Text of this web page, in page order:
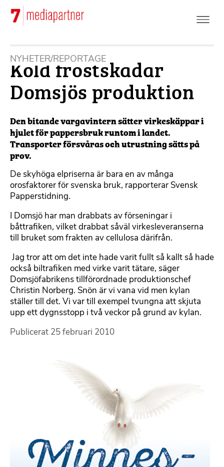
Hoppa
huvudinnehåll
NYHETER/REPORTAGE
Köld frostskadar
Domsjös produktion
Den bitande vargavintern sätter virkeskäppar i
hjulet för pappersbruk runtom i landet.
Transporter försvåras och utrustning sätts på
prov.
De skyhöga elpriserna är bara en av många
orosfaktorer för svenska bruk, rapporterar Svensk
Papperstidning.
I Domsjö har man drabbats av förseningar i
båttrafiken, vilket drabbat såväl virkesleveranserna
till bruket som frakten av cellulosa därifrån.
 Jag tror att om det inte hade varit fullt så kallt så hade
också biltrafiken med virke varit tätare, säger
Domsjöfabrikens tillförordnade produktionschef
Christin Norberg. Snön är vi vana vid men kylan
ställer till det. Vi var till exempel tvungna att skjuta
upp ett dygnsstopp i två veckor på grund av kylan.
Publicerat 25 februari 2010